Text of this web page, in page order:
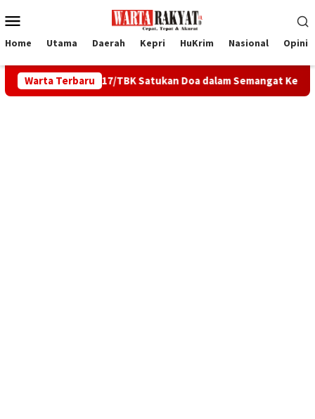
ke
Mobile
Home Utama Daerah Kepri HuKrim Nasional Opini
Warta Terbaru
0317/TBK Satukan Doa dalam Semangat Kebersamaan